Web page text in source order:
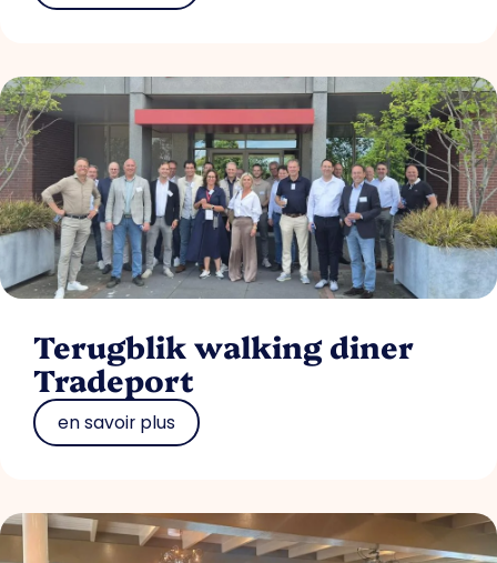
Terugblik walking diner
Tradeport
en savoir plus